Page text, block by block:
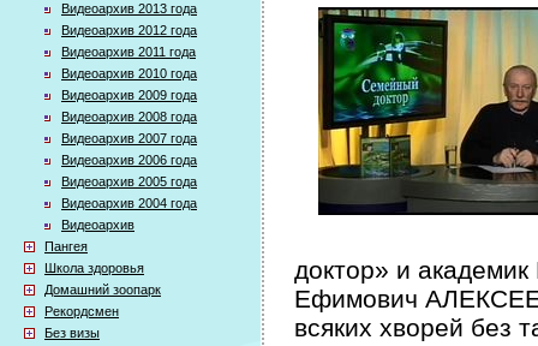
Видеоархив 2013 года
Видеоархив 2012 года
Видеоархив 2011 года
Видеоархив 2010 года
Видеоархив 2009 года
Видеоархив 2008 года
Видеоархив 2007 года
Видеоархив 2006 года
Видеоархив 2005 года
Видеоархив 2004 года
Видеоархив
Пангея
Школа здоровья
Домашний зоопарк
Рекордсмен
Без визы
доктор» и
Ефимович
всяких хворей без